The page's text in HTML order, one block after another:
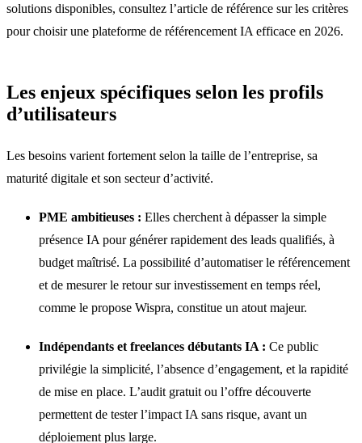
solutions disponibles, consultez l’article de référence sur les critères
pour choisir une plateforme de référencement IA efficace en 2026.
Les enjeux spécifiques selon les profils
d’utilisateurs
Les besoins varient fortement selon la taille de l’entreprise, sa
maturité digitale et son secteur d’activité.
PME ambitieuses : Elles cherchent à dépasser la simple
présence IA pour générer rapidement des leads qualifiés, à
budget maîtrisé. La possibilité d’automatiser le référencement
et de mesurer le retour sur investissement en temps réel,
comme le propose Wispra, constitue un atout majeur.
Indépendants et freelances débutants IA : Ce public
privilégie la simplicité, l’absence d’engagement, et la rapidité
de mise en place. L’audit gratuit ou l’offre découverte
permettent de tester l’impact IA sans risque, avant un
déploiement plus large.